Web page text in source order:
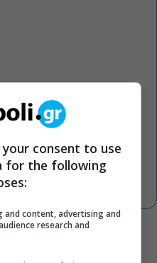
την αντίληψη για
consent to use
for the following
and content, advertising and
research and